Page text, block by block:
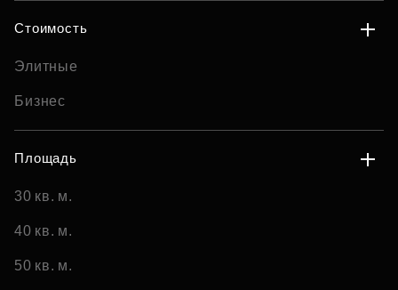
Стоимость
Элитные
Бизнес
Площадь
30 кв. м.
40 кв. м.
50 кв. м.